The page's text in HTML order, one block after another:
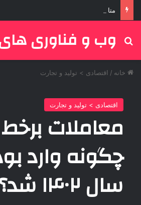
متا از نخست وزیر هند عذرخواهی کرد
وب و فناوری
جستجو برای
خانه / اقتصادی > تولید و تجارت
اقتصادی > تولید و تجارت
معاملات
چگونه وارد
سال ۱۴۰۲ شد؟